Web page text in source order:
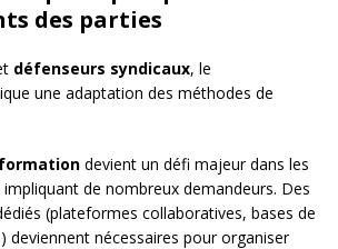
des parties
défenseurs syndicaux, le
une adaptation des méthodes de
devient un défi majeur dans les
de nombreux demandeurs. Des
(plateformes collaboratives, bases de
deviennent nécessaires pour organiser